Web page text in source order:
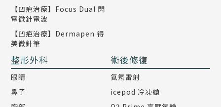
【凹疤治療】Focus Dual 閃
電微針電波
【凹疤治療】Dermapen 得
美微針筆
整形外科
眼睛
鼻子
術後修復
氦氖雷射
icepod 冷凍艙